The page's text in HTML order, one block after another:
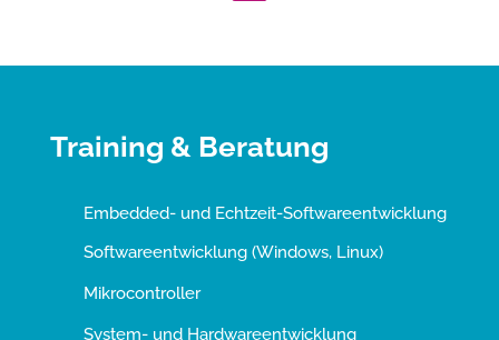
Training & Beratung
Embedded- und Echtzeit-Softwareentwicklung
Softwareentwicklung (Windows, Linux)
Mikrocontroller
System- und Hardwareentwicklung